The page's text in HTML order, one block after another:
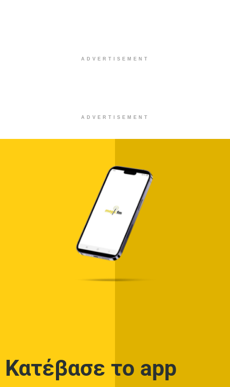
ADVERTISEMENT
ADVERTISEMENT
Κατέβασε το app